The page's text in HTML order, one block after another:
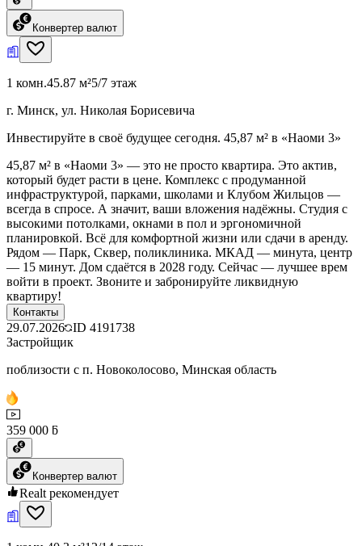
Конвертер валют
1 комн.45.87 м²5/7 этаж
г. Минск, ул. Николая Борисевича
Инвестируйте в своё будущее сегодня. 45,87 м² в «Наоми 3»
45,87 м² в «Наоми 3» — это не просто квартира. Это актив,
который будет расти в цене. Комплекс с продуманной
инфраструктурой, парками, школами и Клубом Жильцов —
всегда в спросе. А значит, ваши вложения надёжны. Студия с
высокими потолками, окнами в пол и эргономичной
планировкой. Всё для комфортной жизни или сдачи в аренду.
Рядом — Парк, Сквер, поликлиника. МКАД — минута, центр
— 15 минут. Дом сдаётся в 2028 году. Сейчас — лучшее врем
войти в проект. Звоните и забронируйте ликвидную
квартиру!
Контакты
29.07.2026 ID 4191738
Застройщик
поблизости с п. Новоколосово, Минская область
359 000 ƃ
Конвертер валют
Realt рекомендует